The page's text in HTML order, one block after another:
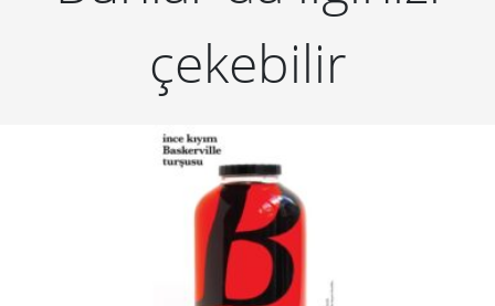
çekebilir